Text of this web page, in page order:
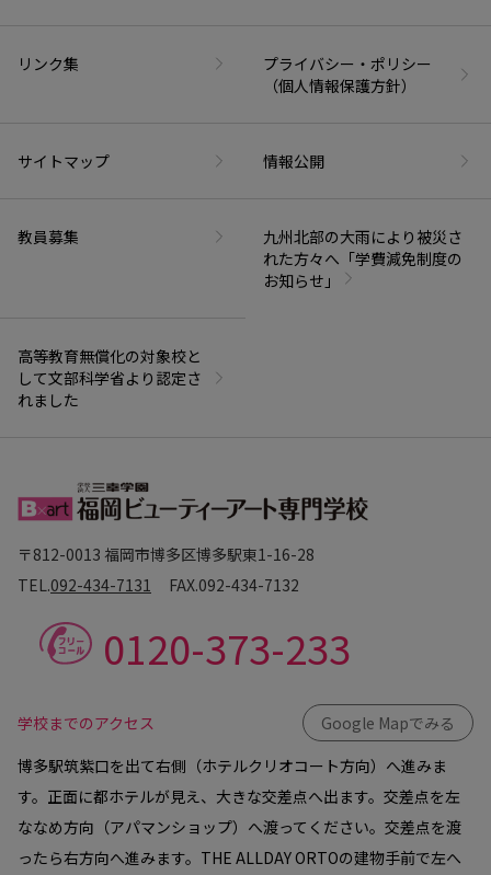
リンク集
プライバシー・ポリシー
（個人情報保護方針）
サイトマップ 情報公開
教員募集
九州北部の大雨により被災さ
れた方々へ「学費減免制度の
お知らせ」
高等教育無償化の対象校と
して文部科学省より認定さ
れました
〒812-0013 福岡市博多区博多駅東1-16-28
TEL.092-434-7131 FAX.092-434-7132
0120-373-233
学校までのアクセス
Google Mapでみる
博多駅筑紫口を出て右側（ホテルクリオコート方向）へ進みま
す。正面に都ホテルが見え、大きな交差点へ出ます。交差点を左
ななめ方向（アパマンショップ）へ渡ってください。交差点を渡
ったら右方向へ進みます。THE ALLDAY ORTOの建物手前で左へ